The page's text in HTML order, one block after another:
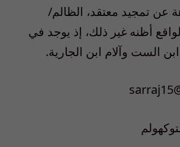
عن تمجيد معتقد، الظالم/
أظنه غير ذلك، إذ يوجد في
ابن الست وآلام ابن الجارية.